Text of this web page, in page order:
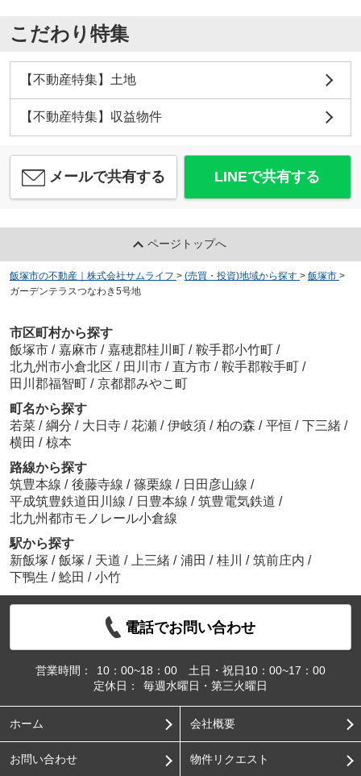
こだわり特集
【不動産特集】土地
【不動産特集】収益物件
メールで共有する LINEで共有する
ページトップへ
飯塚市の不動産｜株式会社サムライフ > (売買・投資)地域から探す > 飯塚市 >
ガーデンテラスつなわき5号地
市区町村から探す
飯塚市 / 嘉麻市 / 嘉穂郡桂川町 / 鞍手郡小竹町 /
北九州市小倉北区 / 田川市 / 直方市 / 鞍手郡鞍手町 /
田川郡福智町 / 京都郡みやこ町
町名から探す
若菜 / 綱分 / 大日寺 / 花瀬 / 伊岐須 / 柏の森 / 平恒 / 下三緒 /
横田 / 椋本
路線から探す
筑豊本線 / 後藤寺線 / 篠栗線 / 日田彦山線 /
平成筑豊鉄道田川線 / 日豊本線 / 筑豊電気鉄道 /
北九州都市モノレール小倉線
駅から探す
新飯塚 / 飯塚 / 天道 / 上三緒 / 浦田 / 桂川 / 筑前庄内 /
下鴨生 / 鯰田 / 小竹
電話でお問い合わせ
営業時間：
10：00~18：00 土日・祝日10：00~17：00
定休日：
毎週水曜日・第三火曜日
ホーム 会社概要
お問い合わせ 物件リクエスト